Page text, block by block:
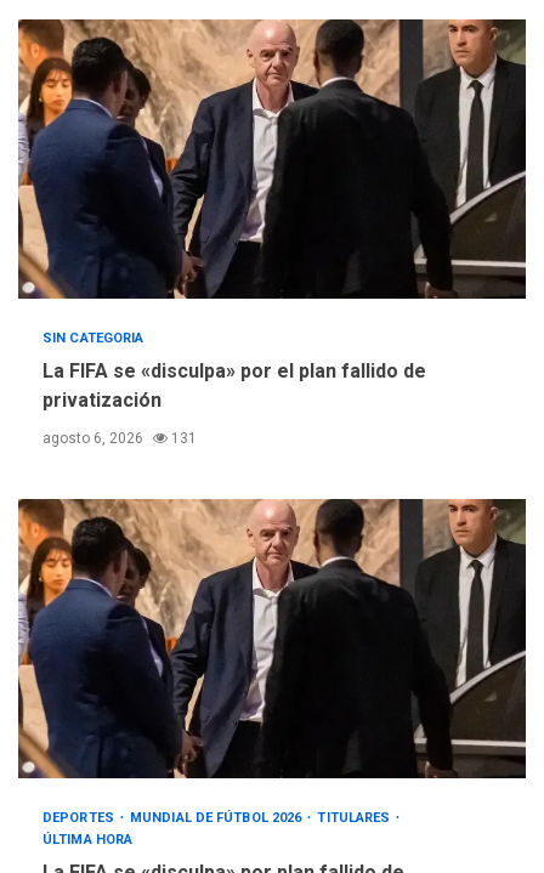
5
ÚLTIMA HORA
Concejo Municipal de
Mariño respalda a Cámara
de Comercio para reforma
de Ley de Puerto Libre
SIN CATEGORIA
La FIFA se «disculpa» por el plan fallido de
privatización
agosto 6, 2026 131
DEPORTES MUNDIAL DE FÚTBOL 2026
TITULARES
ÚLTIMA HORA